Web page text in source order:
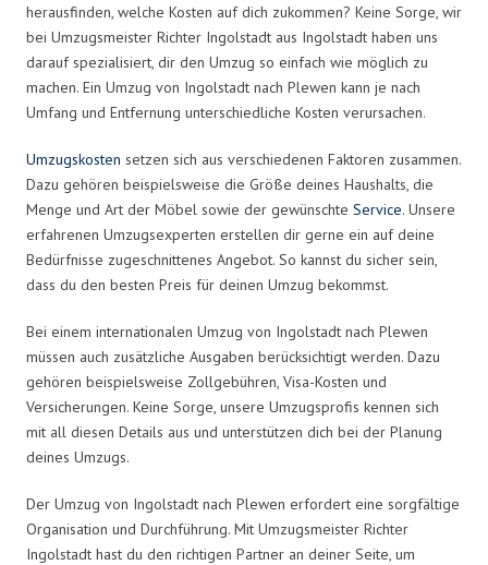
herausfinden, welche Kosten auf dich zukommen? Keine Sorge, wir
bei Umzugsmeister Richter Ingolstadt aus Ingolstadt haben uns
darauf spezialisiert, dir den Umzug so einfach wie möglich zu
machen. Ein Umzug von Ingolstadt nach Plewen kann je nach
Umfang und Entfernung unterschiedliche Kosten verursachen.
Umzugskosten setzen sich aus verschiedenen Faktoren zusammen.
Dazu gehören beispielsweise die Größe deines Haushalts, die
Menge und Art der Möbel sowie der gewünschte Service. Unsere
erfahrenen Umzugsexperten erstellen dir gerne ein auf deine
Bedürfnisse zugeschnittenes Angebot. So kannst du sicher sein,
dass du den besten Preis für deinen Umzug bekommst.
Bei einem internationalen Umzug von Ingolstadt nach Plewen
müssen auch zusätzliche Ausgaben berücksichtigt werden. Dazu
gehören beispielsweise Zollgebühren, Visa-Kosten und
Versicherungen. Keine Sorge, unsere Umzugsprofis kennen sich
mit all diesen Details aus und unterstützen dich bei der Planung
deines Umzugs.
Der Umzug von Ingolstadt nach Plewen erfordert eine sorgfältige
Organisation und Durchführung. Mit Umzugsmeister Richter
Ingolstadt hast du den richtigen Partner an deiner Seite, um